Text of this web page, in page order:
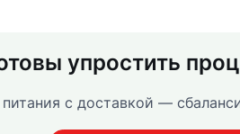
упростить
с доставкой —